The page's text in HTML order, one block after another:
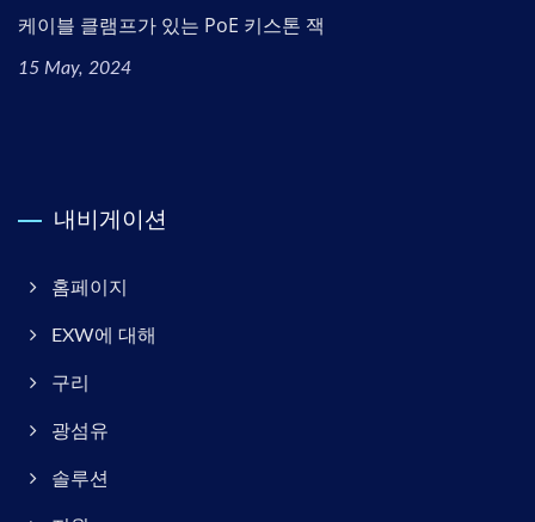
케이블 클램프가 있는 PoE 키스톤 잭
15 May, 2024
내비게이션
홈페이지
EXW에 대해
구리
광섬유
솔루션